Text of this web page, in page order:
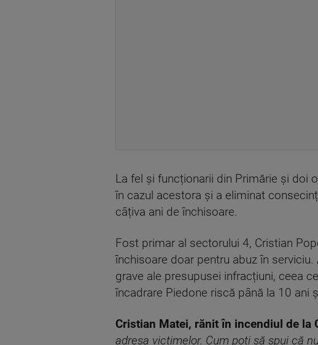
La fel și funcționarii din Primărie și doi
în cazul acestora și a eliminat
câțiva ani de închisoare.
Fost primar al sectorului 4, Cristian
închisoare doar pentru abuz în
grave ale presupusei infracțiuni, ceea
încadrare Piedone riscă până la 10
Cristian Matei, rănit în incendiul de la
adresa victimelor. Cum poți să spui că